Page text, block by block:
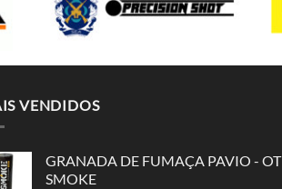
VENDIDOS
GRANADA DE FUMAÇA PAVIO - OT
SMOKE